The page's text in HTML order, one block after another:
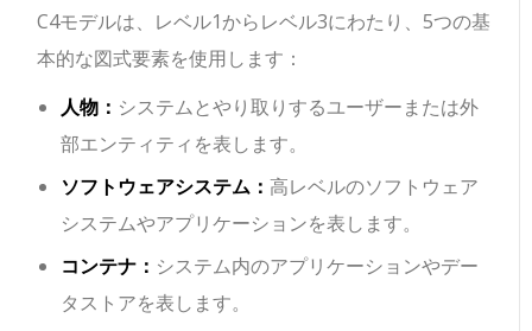
C4モデルは、レベル1からレベル3にわたり、5つの基
本的な図式要素を使用します：
人物： システムとやり取りするユーザーまたは外
部エンティティを表します。
ソフトウェアシステム：高レベルのソフトウェア
システムやアプリケーションを表します。
コンテナ： システム内のアプリケーションやデー
タストアを表します。